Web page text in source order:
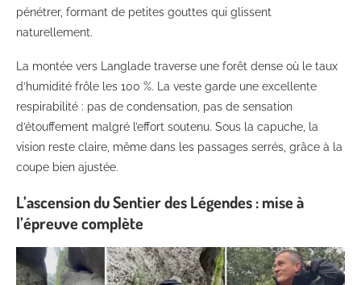
pénétrer, formant de petites gouttes qui glissent
naturellement.
La montée vers Langlade traverse une forêt dense où le taux
d’humidité frôle les 100 %. La veste garde une excellente
respirabilité : pas de condensation, pas de sensation
d’étouffement malgré l’effort soutenu. Sous la capuche, la
vision reste claire, même dans les passages serrés, grâce à la
coupe bien ajustée.
L’ascension du Sentier des Légendes : mise à
l’épreuve complète